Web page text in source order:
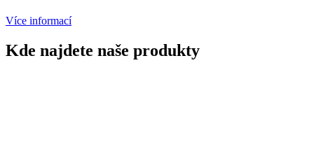
Více informací
Kde najdete naše produkty